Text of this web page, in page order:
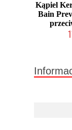
Kąpiel
Bain